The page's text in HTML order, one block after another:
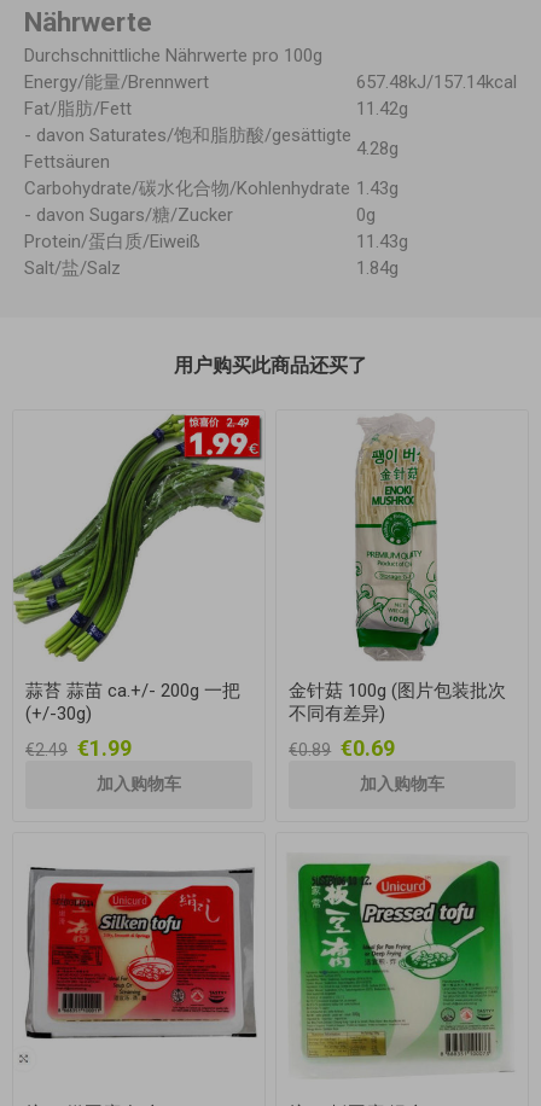
Nährwerte
Durchschnittliche Nährwerte pro 100g
Energy/能量/Brennwert
657.48kJ/157.14kcal
Fat/脂肪/Fett
11.42g
- davon Saturates/饱和脂肪酸/gesättigte
Fettsäuren
4.28g
Carbohydrate/碳水化合物/Kohlenhydrate 1.43g
- davon Sugars/糖/Zucker
0g
Protein/蛋白质/Eiweiß
11.43g
Salt/盐/Salz
1.84g
用户购买此商品还买了
蒜苔 蒜苗 ca.+/- 200g 一把
(+/-30g)
€2.49 €1.99
金针菇 100g (图片包装批次
不同有差异)
€0.89 €0.69